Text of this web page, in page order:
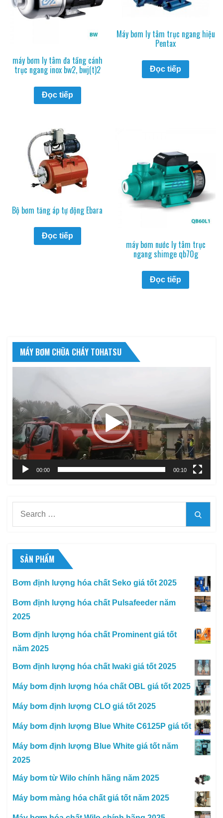
máy bơm ly tâm đa tầng cánh
trục ngang inox bw2, bwj(t)2
Đọc tiếp
Máy bơm ly tâm trục ngang hiệu
Pentax
Đọc tiếp
Bộ bơm tăng áp tự động Ebara
Đọc tiếp
máy bơm nước ly tâm trục
ngang shimge qb70g
Đọc tiếp
MÁY BƠM CHỮA CHÁY TOHATSU
Video
00:00 00:10
SẢN PHẨM
Bơm định lượng hóa chất Seko giá tốt 2025
Bơm định lượng hóa chất Pulsafeeder năm
2025
Bơm định lượng hóa chất Prominent giá tốt
năm 2025
Bơm định lượng hóa chất Iwaki giá tốt 2025
Máy bơm định lượng hóa chất OBL giá tốt 2025
Máy bơm định lượng CLO giá tốt 2025
Máy bơm định lượng Blue White C6125P giá tốt
Máy bơm định lượng Blue White giá tốt năm
2025
Máy bơm từ Wilo chính hãng năm 2025
Máy bơm màng hóa chất giá tốt năm 2025